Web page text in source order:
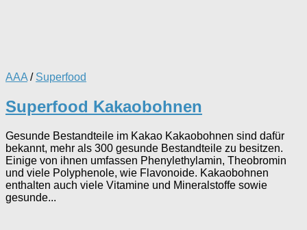
AAA / Superfood
Superfood Kakaobohnen
Gesunde Bestandteile im Kakao Kakaobohnen sind dafür
bekannt, mehr als 300 gesunde Bestandteile zu besitzen.
Einige von ihnen umfassen Phenylethylamin, Theobromin
und viele Polyphenole, wie Flavonoide. Kakaobohnen
enthalten auch viele Vitamine und Mineralstoffe sowie
gesunde...